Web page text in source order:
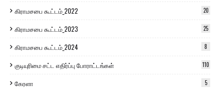
கிராமசபை கூட்டம்_2022 20
கிராமசபை கூட்டம்_2023 25
கிராமசபை கூட்டம்_2024 8
குடியுரிமை சட்ட எதிர்ப்பு போராட்டங்கள் 110
கேரளா 5